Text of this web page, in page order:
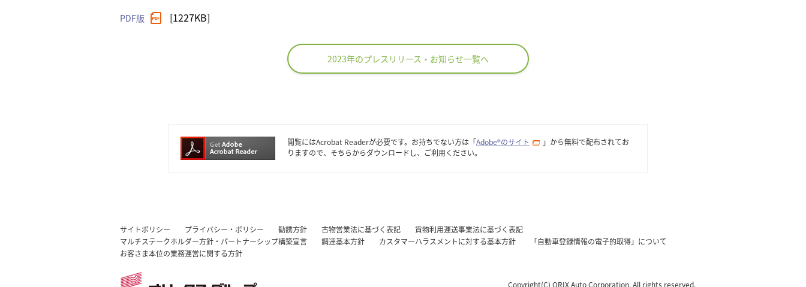
PDF版 [1227KB]
2023年のプレスリリース・お知らせ一覧へ
閲覧にはAcrobat Readerが必要です。お持ちでない方は「Adobe®のサイト
」から無料で配布されてお
りますので、そちらからダウンロードし、ご利用ください。
サイトポリシー プライバシー・ポリシー 勧誘方針 古物営業法に基づく表記
貨物利用運送事業法に基づく表記
マルチステークホルダー方針・パートナーシップ構築宣言
調達基本方針 カスタマーハラスメントに対する基本方針
「自動車登録情報の電子的取得」について
お客さま本位の業務運営に関する方針
Copyright(C) ORIX Auto Corporation. All rights reserved.